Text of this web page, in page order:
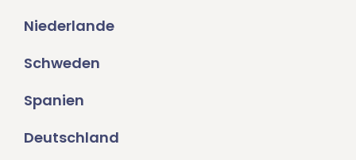
Niederlande
Schweden
Spanien
Deutschland